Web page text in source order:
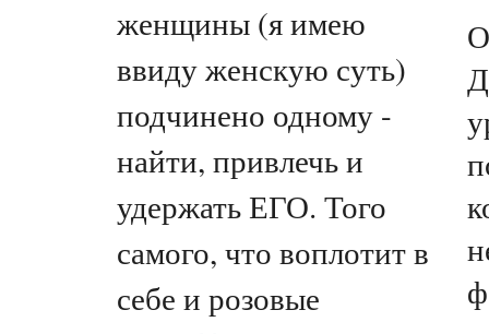
женщины (я имею
ввиду женскую суть)
подчинено одному -
найти, привлечь и
удержать ЕГО. Того
самого, что воплотит в
себе и розовые